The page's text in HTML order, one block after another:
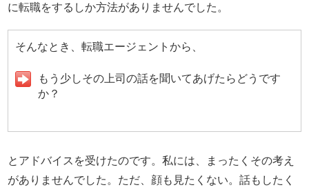
に転職をするしか方法がありませんでした。
そんなとき、転職エージェントから、
もう少しその上司の話を聞いてあげたらどうです
か？
とアドバイスを受けたのです。私には、まったくその考え
がありませんでした。ただ、顔も見たくない。話もしたく